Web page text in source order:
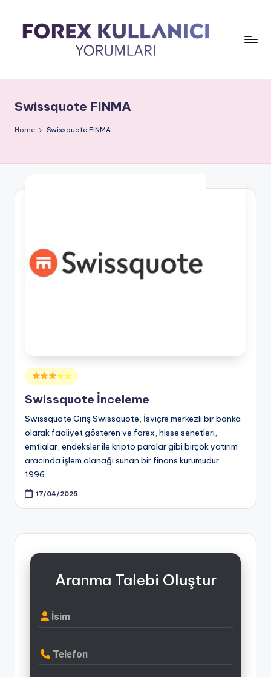
Swissquote FINMA
Home Swissquote FINMA
Posted
in
☆☆
Swissquote İnceleme
Swissquote Giriş Swissquote, İsviçre merkezli bir banka
olarak faaliyet gösteren ve forex, hisse senetleri,
emtialar, endeksler ile kripto paralar gibi birçok yatırım
aracında işlem olanağı sunan bir finans kurumudur.
1996…
17/04/2025
Aranma Talebi Oluştur
İsim
Telefon